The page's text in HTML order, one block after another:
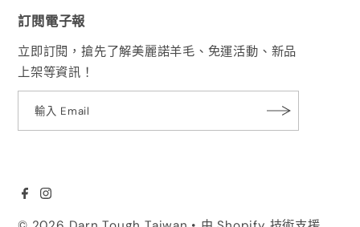
訂閱電子報
立即訂閱，搶先了解美麗諾羊毛、免運活動、新品
上架等資訊！